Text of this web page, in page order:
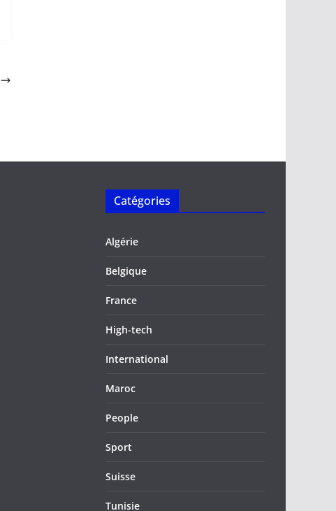
Catégories
Algérie
Belgique
France
High-tech
International
Maroc
People
Sport
Suisse
Tunisie